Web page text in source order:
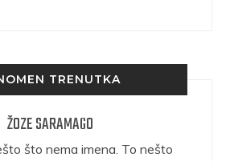
TRENUTKA
ŽOZE SARAMAGO
što nema imena. To nešto